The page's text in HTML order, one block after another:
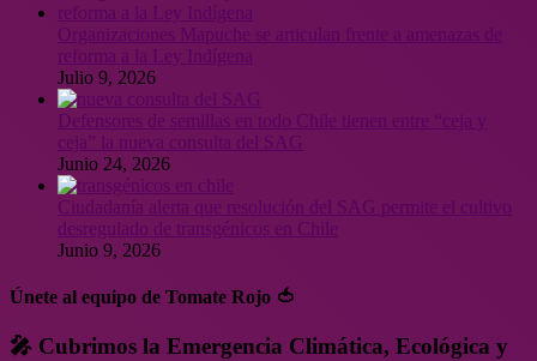
Julio 9, 2026
Junio 24, 2026
Ciudadanía alerta que resolución del SAG permite el cultivo
desregulado de transgénicos en Chile
Junio 9, 2026
Únete al equipo de Tomate Rojo 🍅
🎤 Cubrimos la Emergencia Climática, Ecológica y